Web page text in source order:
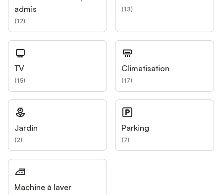
admis
(12)
(13)
TV
(15)
Climatisation
(17)
Jardin
(2)
Parking
(7)
Machine à laver